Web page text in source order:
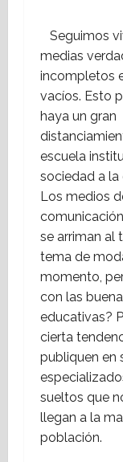
Seguimos
medias
incompletos
vacíos. Esto
haya un gran
escuela
sociedad a la
Los medios
se arriman al
tema de
momento,
con las
educativas?
cierta
publiquen en
sueltos que
llegan a la
población.